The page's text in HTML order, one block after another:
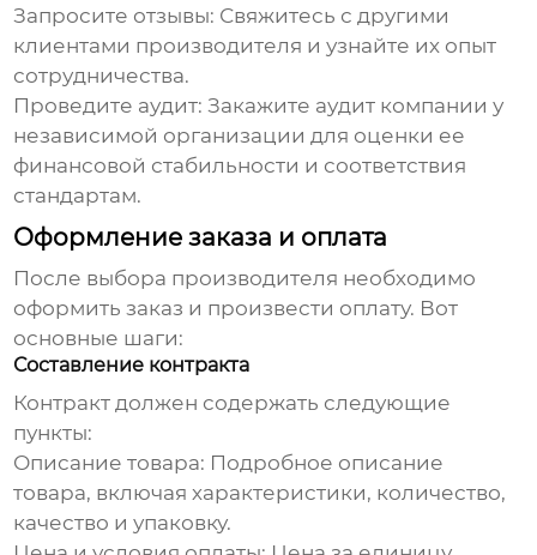
Запросите отзывы: Свяжитесь с другими
клиентами производителя и узнайте их опыт
сотрудничества.
Проведите аудит: Закажите аудит компании у
независимой организации для оценки ее
финансовой стабильности и соответствия
стандартам.
Оформление заказа и оплата
После выбора производителя необходимо
оформить заказ и произвести оплату. Вот
основные шаги:
Составление контракта
Контракт должен содержать следующие
пункты:
Описание товара: Подробное описание
товара, включая характеристики, количество,
качество и упаковку.